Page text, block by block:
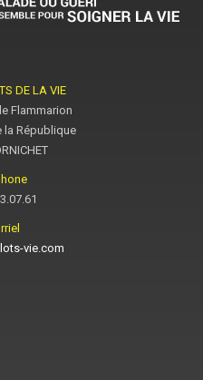
DE LA VIE
Flammarion
la République
vie.com